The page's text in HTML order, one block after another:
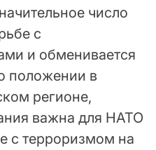
число
с
и обменивается
положении в
регионе,
важна для НАТО
с терроризмом на